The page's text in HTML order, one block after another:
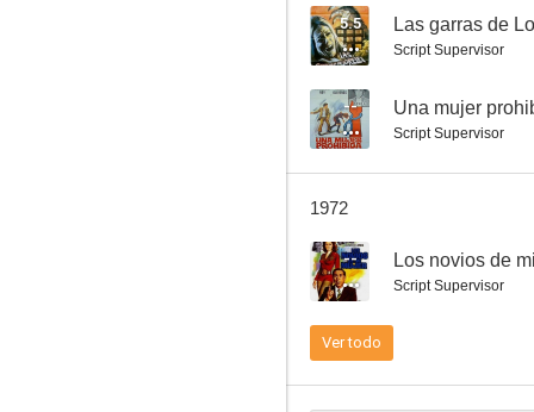
--
5.5 Las garras de
Script Supervisor
-- Una mujer
Script Supervisor
1972
-- Los novios de
Script Supervisor
Ver todo